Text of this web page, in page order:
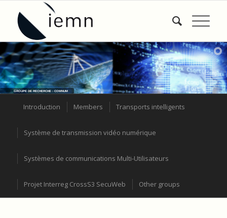
GROUPE DE RECHERCHE : COMNUM
Introduction Members Transports intelligents
Système de transmission vidéo numérique
Systèmes de communications Multi-Utilisateurs
Projet Interreg CrossS3 SecuWeb Other groups